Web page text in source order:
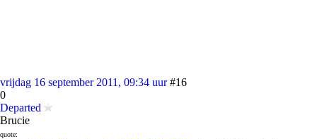
vrijdag 16 september 2011, 09:34 uur #16
0
Departed
Brucie
quote: